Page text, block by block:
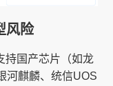
风险
持国产芯片（如龙
河麒麟、统信UOS